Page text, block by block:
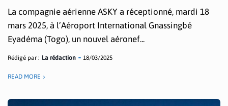
La compagnie aérienne ASKY a réceptionné, mardi 18
mars 2025, à l’Aéroport International Gnassingbé
Eyadéma (Togo), un nouvel aéronef...
Rédigé par : La rédaction 18/03/2025
READ MORE